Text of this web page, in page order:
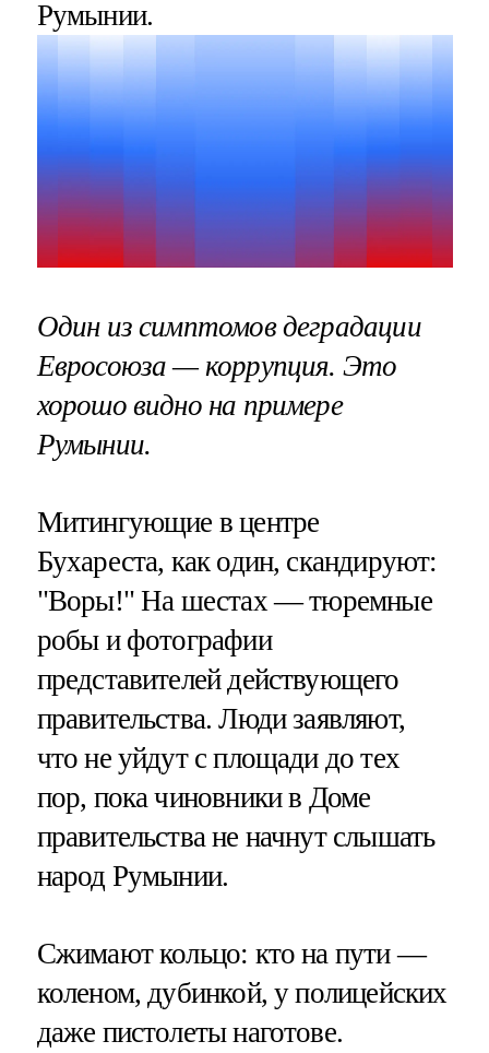
Румынии.
Один из симптомов деградации
Евросоюза — коррупция. Это
хорошо видно на примере
Румынии.
Митингующие в центре
Бухареста, как один, скандируют:
"Воры!" На шестах — тюремные
робы и фотографии
представителей действующего
правительства. Люди заявляют,
что не уйдут с площади до тех
пор, пока чиновники в Доме
правительства не начнут слышать
народ Румынии.
Сжимают кольцо: кто на пути —
коленом, дубинкой, у полицейских
даже пистолеты наготове.